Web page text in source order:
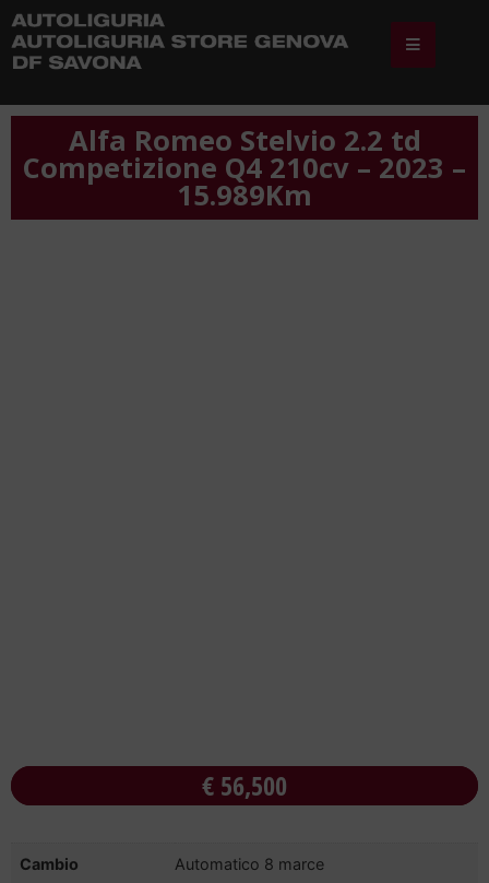
Alfa Romeo Stelvio 2.2 td
Competizione Q4 210cv – 2023 –
15.989Km
€ 56,500
Cambio Automatico 8 marce